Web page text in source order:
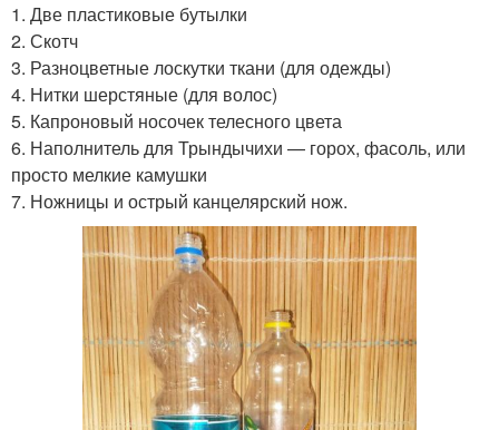
1. Две пластиковые бутылки
2. Скотч
3. Разноцветные лоскутки ткани (для одежды)
4. Нитки шерстяные (для волос)
5. Капроновый носочек телесного цвета
6. Наполнитель для Трындычихи — горох, фасоль, или
просто мелкие камушки
7. Ножницы и острый канцелярский нож.